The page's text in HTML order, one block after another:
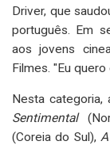
Driver, que
português. Em
aos jovens
Filmes. "Eu quero
Nesta categoria,
Sentimental
(Coreia do Sul),